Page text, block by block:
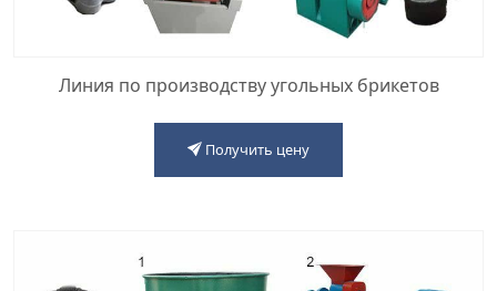
Линия по производству угольных брикетов
Получить цену